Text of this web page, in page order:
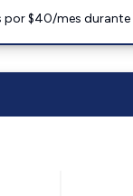
por $40/mes